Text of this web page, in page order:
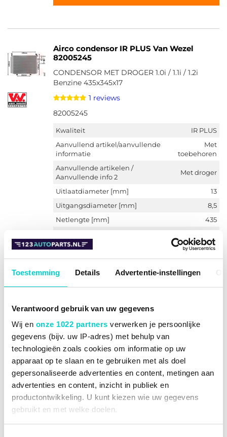
Toestemming Details Advertentie-instellingen
Verantwoord gebruik van uw gegevens
Wij en onze 1022 partners verwerken je persoonlijke
gegevens (bijv. uw IP-adres) met behulp van
technologieën zoals cookies om informatie op uw
apparaat op te slaan en te gebruiken met als doel
gepersonaliseerde advertenties en content, metingen aan
advertenties en content, inzicht in publiek en
productontwikkeling. U kunt kiezen wie uw gegevens
gebruikt en met welke doelen.
Airco condensor IR PLUS Van Wezel
82005245
CONDENSOR MET DROGER 1.0i / 1.1i / 1.2i
Benzine 435x345x17
1 reviews
82005245
Kwaliteit
IR PLUS
Aanvullend artikel/aanvullende
informatie
Met
toebehoren
Aanvullende artikelen /
Aanvullende info 2
Met droger
Uitlaatdiameter [mm]
13
Uitgangsdiameter [mm]
8,5
Netlengte [mm]
435
Netdiepte [mm]
17
*** IR PLUS
***
€ 51,24
Op voorraad
Vandaag besteld, binnen 2 werkdagen bij u
geleverd.
BESTELLEN